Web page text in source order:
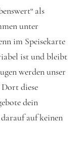
als
unter
im Speisekarte
ist und bleibt
werden unser
diese
dein
auf keinen